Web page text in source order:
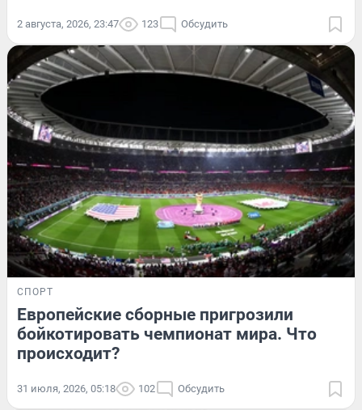
2 августа, 2026, 23:47 123 Обсудить
СПОРТ
Европейские сборные пригрозили
бойкотировать чемпионат мира. Что
происходит?
31 июля, 2026, 05:18 102 Обсудить